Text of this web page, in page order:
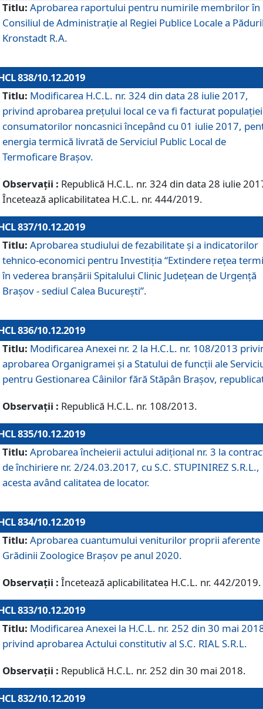
Titlu: Aprobarea raportului pentru numirile membrilor în
Consiliul de Administraţie al Regiei Publice Locale a
Kronstadt R.A.
838/10.12.2019
Titlu: Modificarea H.C.L. nr. 324 din data 28 iulie 2017,
privind aprobarea preţului local ce va fi facturat
consumatorilor noncasnici începând cu 01 iulie 2017,
energia termică livrată de Serviciul Public Local de
Termoficare Braşov.
Observații : Republică H.C.L. nr. 324 din data 28 iulie
Încetează aplicabilitatea H.C.L. nr. 444/2019.
837/10.12.2019
Titlu: Aprobarea studiului de fezabilitate și a indicatorilor
tehnico-economici pentru Investiția “Extindere rețea
în vederea branșării Spitalului Clinic Județean de Urgență
Brașov - sediul Calea București”.
836/10.12.2019
Titlu: Modificarea Anexei nr. 2 la H.C.L. nr. 108/2013
aprobarea Organigramei şi a Statului de funcții ale
pentru Gestionarea Câinilor fără Stăpân Brașov,
Observații : Republică H.C.L. nr. 108/2013.
835/10.12.2019
Titlu: Aprobarea încheierii actului adițional nr. 3 la
de închiriere nr. 2/24.03.2017, cu S.C. STUPINIREZ S.R.L.,
acesta având calitatea de locator.
834/10.12.2019
Titlu: Aprobarea cuantumului veniturilor proprii aferente
Grădinii Zoologice Braşov pe anul 2020.
Observații : Încetează aplicabilitatea H.C.L. nr. 442/2019.
833/10.12.2019
Titlu: Modificarea Anexei la H.C.L. nr. 252 din 30 mai
privind aprobarea Actului constitutiv al S.C. RIAL S.R.L.
Observații : Republică H.C.L. nr. 252 din 30 mai 2018.
832/10.12.2019